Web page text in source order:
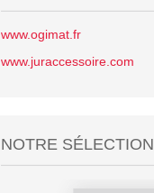
www.ogimat.fr
www.juraccessoire.com
NOTRE SÉLECTION